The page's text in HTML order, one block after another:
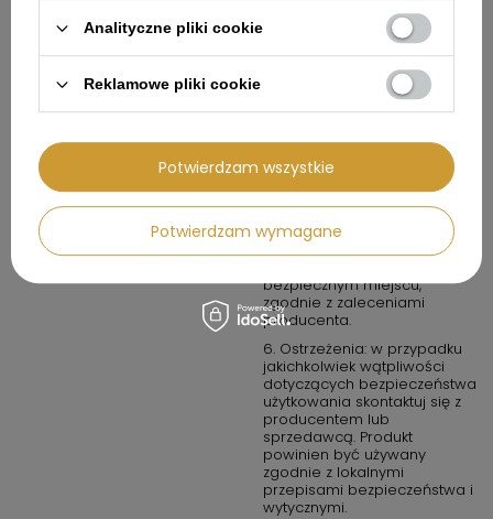
4. W przypadku produktów
potencjalnie
niebezpiecznych: przechowuj
w miejscach dobrze
wentylowanych i z dala od
5. Konserwacja i
przechowywanie: regularnie
sprawdzaj produkt pod
kątem zużycia lub uszkodzeń.
Nie używaj produktu, jeśli jest
bezpiecznym miejscu,
zgodnie z zaleceniami
producenta.
6. Ostrzeżenia: w przypadku
jakichkolwiek wątpliwości
dotyczących bezpieczeństwa
użytkowania skontaktuj się z
producentem lub
sprzedawcą. Produkt
powinien być używany
zgodnie z lokalnymi
przepisami bezpieczeństwa i
wytycznymi.
Analityczne pliki cookie
Reklamowe pliki cookie
Potwierdzam wymagane
Potwierdzam wszystkie